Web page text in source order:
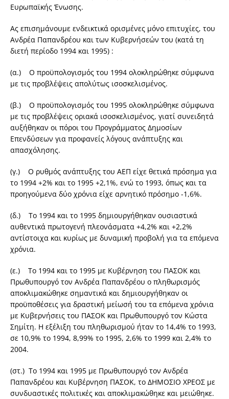
Ευρωπαϊκής Ένωσης.
Ας επισημάνουμε ενδεικτικά ορισμένες μόνο επιτυχίες, του
Ανδρέα Παπανδρέου και των Κυβερνήσεών του (κατά τη
διετή περίοδο 1994 και 1995) :
(α.) Ο προϋπολογισμός του 1994 ολοκληρώθηκε σύμφωνα
με τις προβλέψεις απολύτως ισοσκελισμένος.
(β.) Ο προϋπολογισμός του 1995 ολοκληρώθηκε σύμφωνα
με τις προβλέψεις οριακά ισοσκελισμένος, γιατί συνειδητά
αυξήθηκαν οι πόροι του Προγράμματος Δημοσίων
Επενδύσεων για προφανείς λόγους ανάπτυξης και
απασχόλησης.
(γ.) Ο ρυθμός ανάπτυξης του ΑΕΠ είχε θετικά πρόσημα για
το 1994 +2% και το 1995 +2,1%, ενώ το 1993, όπως και τα
προηγούμενα δύο χρόνια είχε αρνητικό πρόσημο -1,6%.
(δ.) Το 1994 και το 1995 δημιουργήθηκαν ουσιαστικά
αυθεντικά πρωτογενή πλεονάσματα +4,2% και +2,2%
αντίστοιχα και κυρίως με δυναμική προβολή για τα επόμενα
χρόνια.
(ε.) Το 1994 και το 1995 με Κυβέρνηση του ΠΑΣΟΚ και
Πρωθυπουργό τον Ανδρέα Παπανδρέου ο πληθωρισμός
αποκλιμακώθηκε σημαντικά και δημιουργήθηκαν οι
προϋποθέσεις για δραστική μείωσή του τα επόμενα χρόνια
με Κυβερνήσεις του ΠΑΣΟΚ και Πρωθυπουργό τον Κώστα
Σημίτη. Η εξέλιξη του πληθωρισμού ήταν το 14,4% το 1993,
σε 10,9% το 1994, 8,99% το 1995, 2,6% το 1999 και 2,4% το
2004.
(στ.) Το 1994 και 1995 με Πρωθυπουργό τον Ανδρέα
Παπανδρέου και Κυβέρνηση ΠΑΣΟΚ, το ΔΗΜΟΣΙΟ ΧΡΕΟΣ με
συνδυαστικές πολιτικές και αποκλιμακώθηκε και μειώθηκε.